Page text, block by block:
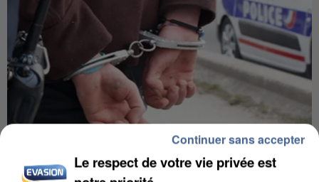
L’UN DES FONDATEURS SUPPOSÉS DE LA DZ
Le respect de votre vie privée est
Continuer sans accepter